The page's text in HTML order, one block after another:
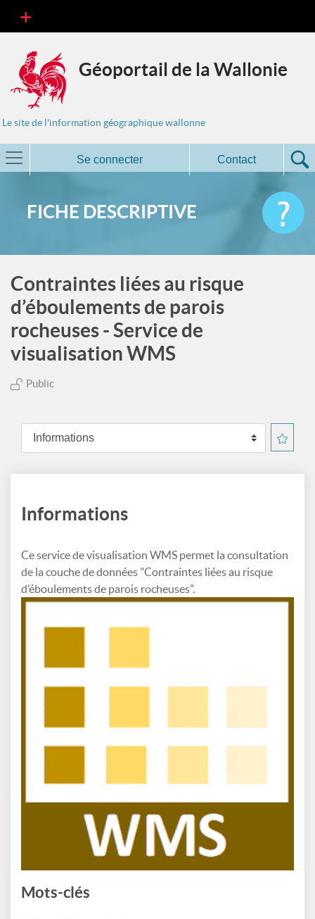
Géoportail de la Wallonie
Le site de l'information géographique wallonne
Se connecter Contact
FICHE DESCRIPTIVE
Contraintes liées au risque
d’éboulements de parois
rocheuses - Service de
visualisation WMS
Public
Informations
Ce service de visualisation WMS permet la consultation
de la couche de données "Contraintes liées au risque
d’éboulements de parois rocheuses".
Mots-clés